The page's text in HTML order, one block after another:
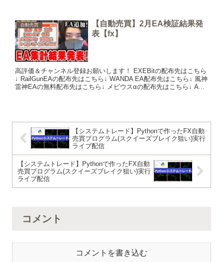
自動売買
【自動売買】2月EA検証結果発
表【fx】
高評価＆チャンネル登録お願いします！ EXEBitの配布先はこちら
↓ RailGunEAの配布先はこちら↓ WANDA EA配布先はこちら↓ 風神
雷神EAの無料配布先はこちら↓ メビウスαの配布先はこちら↓ A...
【システムトレード】Pythonで作ったFX自動
売買プログラム(スクイーズブレイク狙い)実行
ライブ配信
【システムトレード】Pythonで作ったFX自動
売買プログラム(スクイーズブレイク狙い)実行
ライブ配信
コメント
コメントを書き込む